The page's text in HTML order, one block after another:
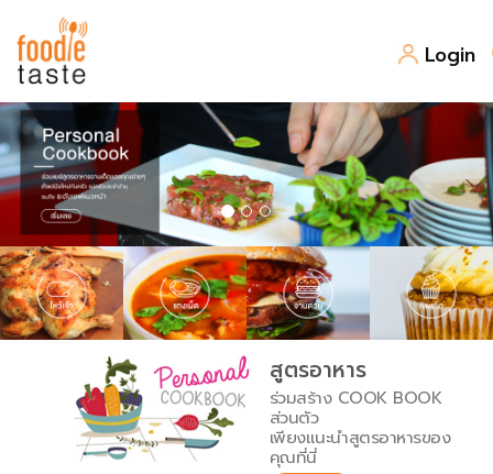
Login
สูตรอาหาร
สูตรอาหารล่าสุด
Top Foodie
พาไปชิม
สารพันก้นครัว
เคล็ดลับน่ารู้
เปรียบเทียบหน่วยการตวง
เปรียบเทียบอุณหภูมิ
เปรียบเทียบน้ำหนักวัตถุดิบ
FoodPedia
สร้าง Cookbook
สูตรอาหาร
ร่วมสร้าง COOK BOOK
ส่วนตัว
เพียงแนะนำสูตรอาหารของ
คุณที่นี่